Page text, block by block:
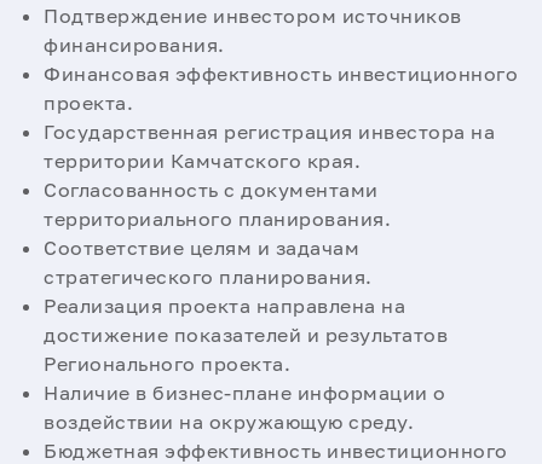
Подтверждение инвестором источников
финансирования.
Финансовая эффективность инвестиционного
проекта.
Государственная регистрация инвестора на
территории Камчатского края.
Согласованность с документами
территориального планирования.
Соответствие целям и задачам
стратегического планирования.
Реализация проекта направлена на
достижение показателей и результатов
Регионального проекта.
Наличие в бизнес-плане информации о
воздействии на окружающую среду.
Бюджетная эффективность инвестиционного